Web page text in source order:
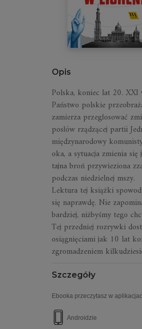
Opis
Polska, koniec lat 20. XXI
Państwo polskie
zamierza przegłosować
posłów rządzącej partii
międzynarodowy
oka, a sytuacja zmienia
tajna broń przywieziona
podczas niedzielnej mszy.
Lektura tej książki
się naprawdę. Nie
bardziej, niżbyśmy tego
Tej przedniej rozrywki
osiągnięciami jak 10 lat
zgromadzeniem
Szczegóły
Ebooka przeczytasz w
Androidzie